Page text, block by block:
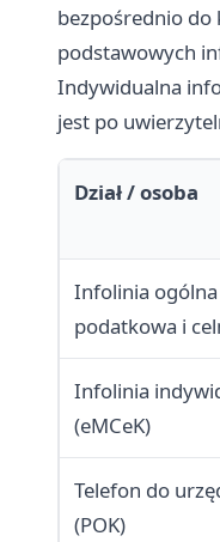
bezpośrednio do
podstawowych
Indywidualna
jest po
Dział / osoba
Infolinia ogólna
podatkowa i
Infolinia
(eMCeK)
Telefon do
(POK)